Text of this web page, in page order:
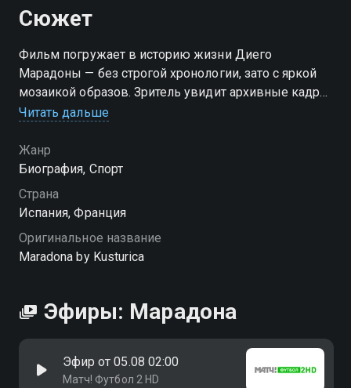
Сюжет
Фильм погружает в историю жизни Диего
Марадоны — без строгой хронологии, зато с яркой
мозаикой образов. Зритель увидит архивные кадры,
живые диалоги и короткие сюжетные зарисовки.
главы его биографии: отчаянную борьбу с
наркозависимостью иф необычные дружеские
связи — например, с Уго Чавесом и Фиделем Кастро.
Кроме того, раскрываются его политические
убеждения и, конечно, звучит рассказ о знаменитом
эпизоде с «рукой Бога». Всё это складывается в
многогранный портрет человека, чьё имя навсегда
в хорошем качестве.
Читать дальше
Жанр
Биография, Спорт
Страна
Испания, Франция
Оригинальное название
Maradona by Kusturica
Эфиры: Марадона
Эфир от 05.08 02:00
Матч! Футбол 2 HD